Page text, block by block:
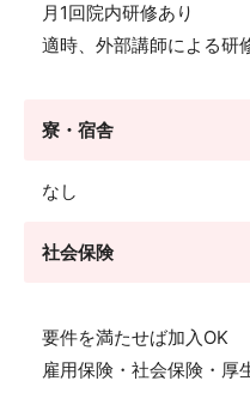
月1回院内研修あり
適時、外部講師による研
寮・宿舎
なし
社会保険
要件を満たせば加入OK
雇用保険・社会保険・厚